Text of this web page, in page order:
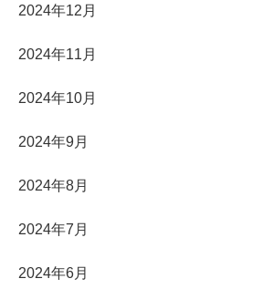
2024年12月
2024年11月
2024年10月
2024年9月
2024年8月
2024年7月
2024年6月